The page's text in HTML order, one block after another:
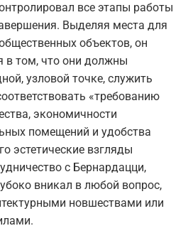
все этапы работы
Выделяя места для
объектов, он
в том, что они должны
узловой точке, служить
«требованию
экономичности
помещений и удобства
эстетические взгляды
с Бернардацци,
вникал в любой вопрос,
новшествами или